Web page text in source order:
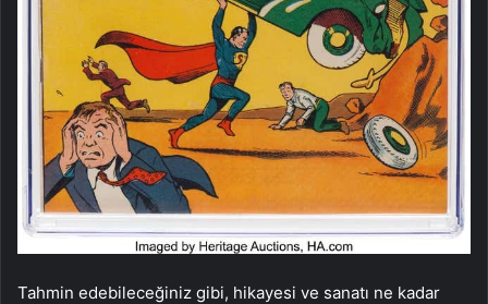
Tahmin edebileceğiniz gibi, hikayesi ve sanatı ne kadar